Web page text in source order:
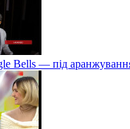
Bells — під